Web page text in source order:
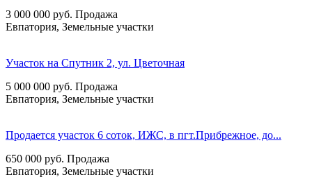
3 000 000 руб. Продажа
Евпатория, Земельные участки
Участок на Спутник 2, ул. Цветочная
5 000 000 руб. Продажа
Евпатория, Земельные участки
Продается участок 6 соток, ИЖС, в пгт.Прибрежное, до...
650 000 руб. Продажа
Евпатория, Земельные участки